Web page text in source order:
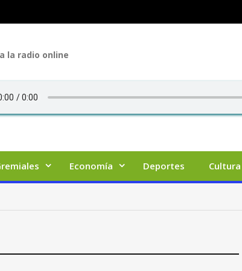
la radio online
Economía Deportes Cultura